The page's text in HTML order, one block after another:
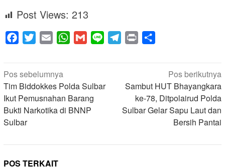
Post Views: 213
Facebook
Twitter Email WhatsApp
Gmail Line Telegram
Print
Navigasi
pos
Pos sebelumnya
Tim Biddokkes Polda Sulbar
Ikut Pemusnahan Barang
Bukti Narkotika di BNNP
Sulbar
Pos berikutnya
Sambut HUT Bhayangkara
ke-78, Ditpolairud Polda
Sulbar Gelar Sapu Laut dan
Bersih Pantai
POS TERKAIT